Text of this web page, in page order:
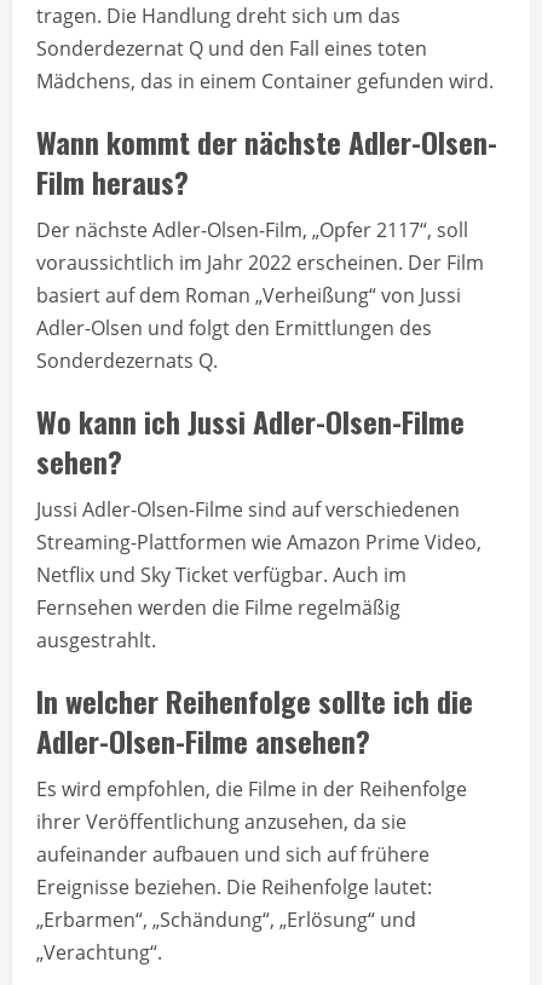
tragen. Die Handlung dreht sich um das
Sonderdezernat Q und den Fall eines toten
Mädchens, das in einem Container gefunden wird.
Wann kommt der nächste Adler-Olsen-
Film heraus?
Der nächste Adler-Olsen-Film, „Opfer 2117“, soll
voraussichtlich im Jahr 2022 erscheinen. Der Film
basiert auf dem Roman „Verheißung“ von Jussi
Adler-Olsen und folgt den Ermittlungen des
Sonderdezernats Q.
Wo kann ich Jussi Adler-Olsen-Filme
sehen?
Jussi Adler-Olsen-Filme sind auf verschiedenen
Streaming-Plattformen wie Amazon Prime Video,
Netflix und Sky Ticket verfügbar. Auch im
Fernsehen werden die Filme regelmäßig
ausgestrahlt.
In welcher Reihenfolge sollte ich die
Adler-Olsen-Filme ansehen?
Es wird empfohlen, die Filme in der Reihenfolge
ihrer Veröffentlichung anzusehen, da sie
aufeinander aufbauen und sich auf frühere
Ereignisse beziehen. Die Reihenfolge lautet:
„Erbarmen“, „Schändung“, „Erlösung“ und
„Verachtung“.